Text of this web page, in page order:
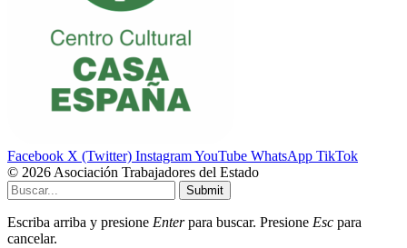
Facebook X (Twitter) InstagramYouTube WhatsApp TikTok
© 2026 Asociación Trabajadores del Estado
Submit
Escriba arriba y presione Enterpara buscar. Presione Esc para
cancelar.